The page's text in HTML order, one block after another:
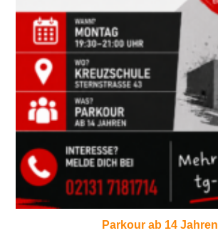
Parkour ab 14 Jahren